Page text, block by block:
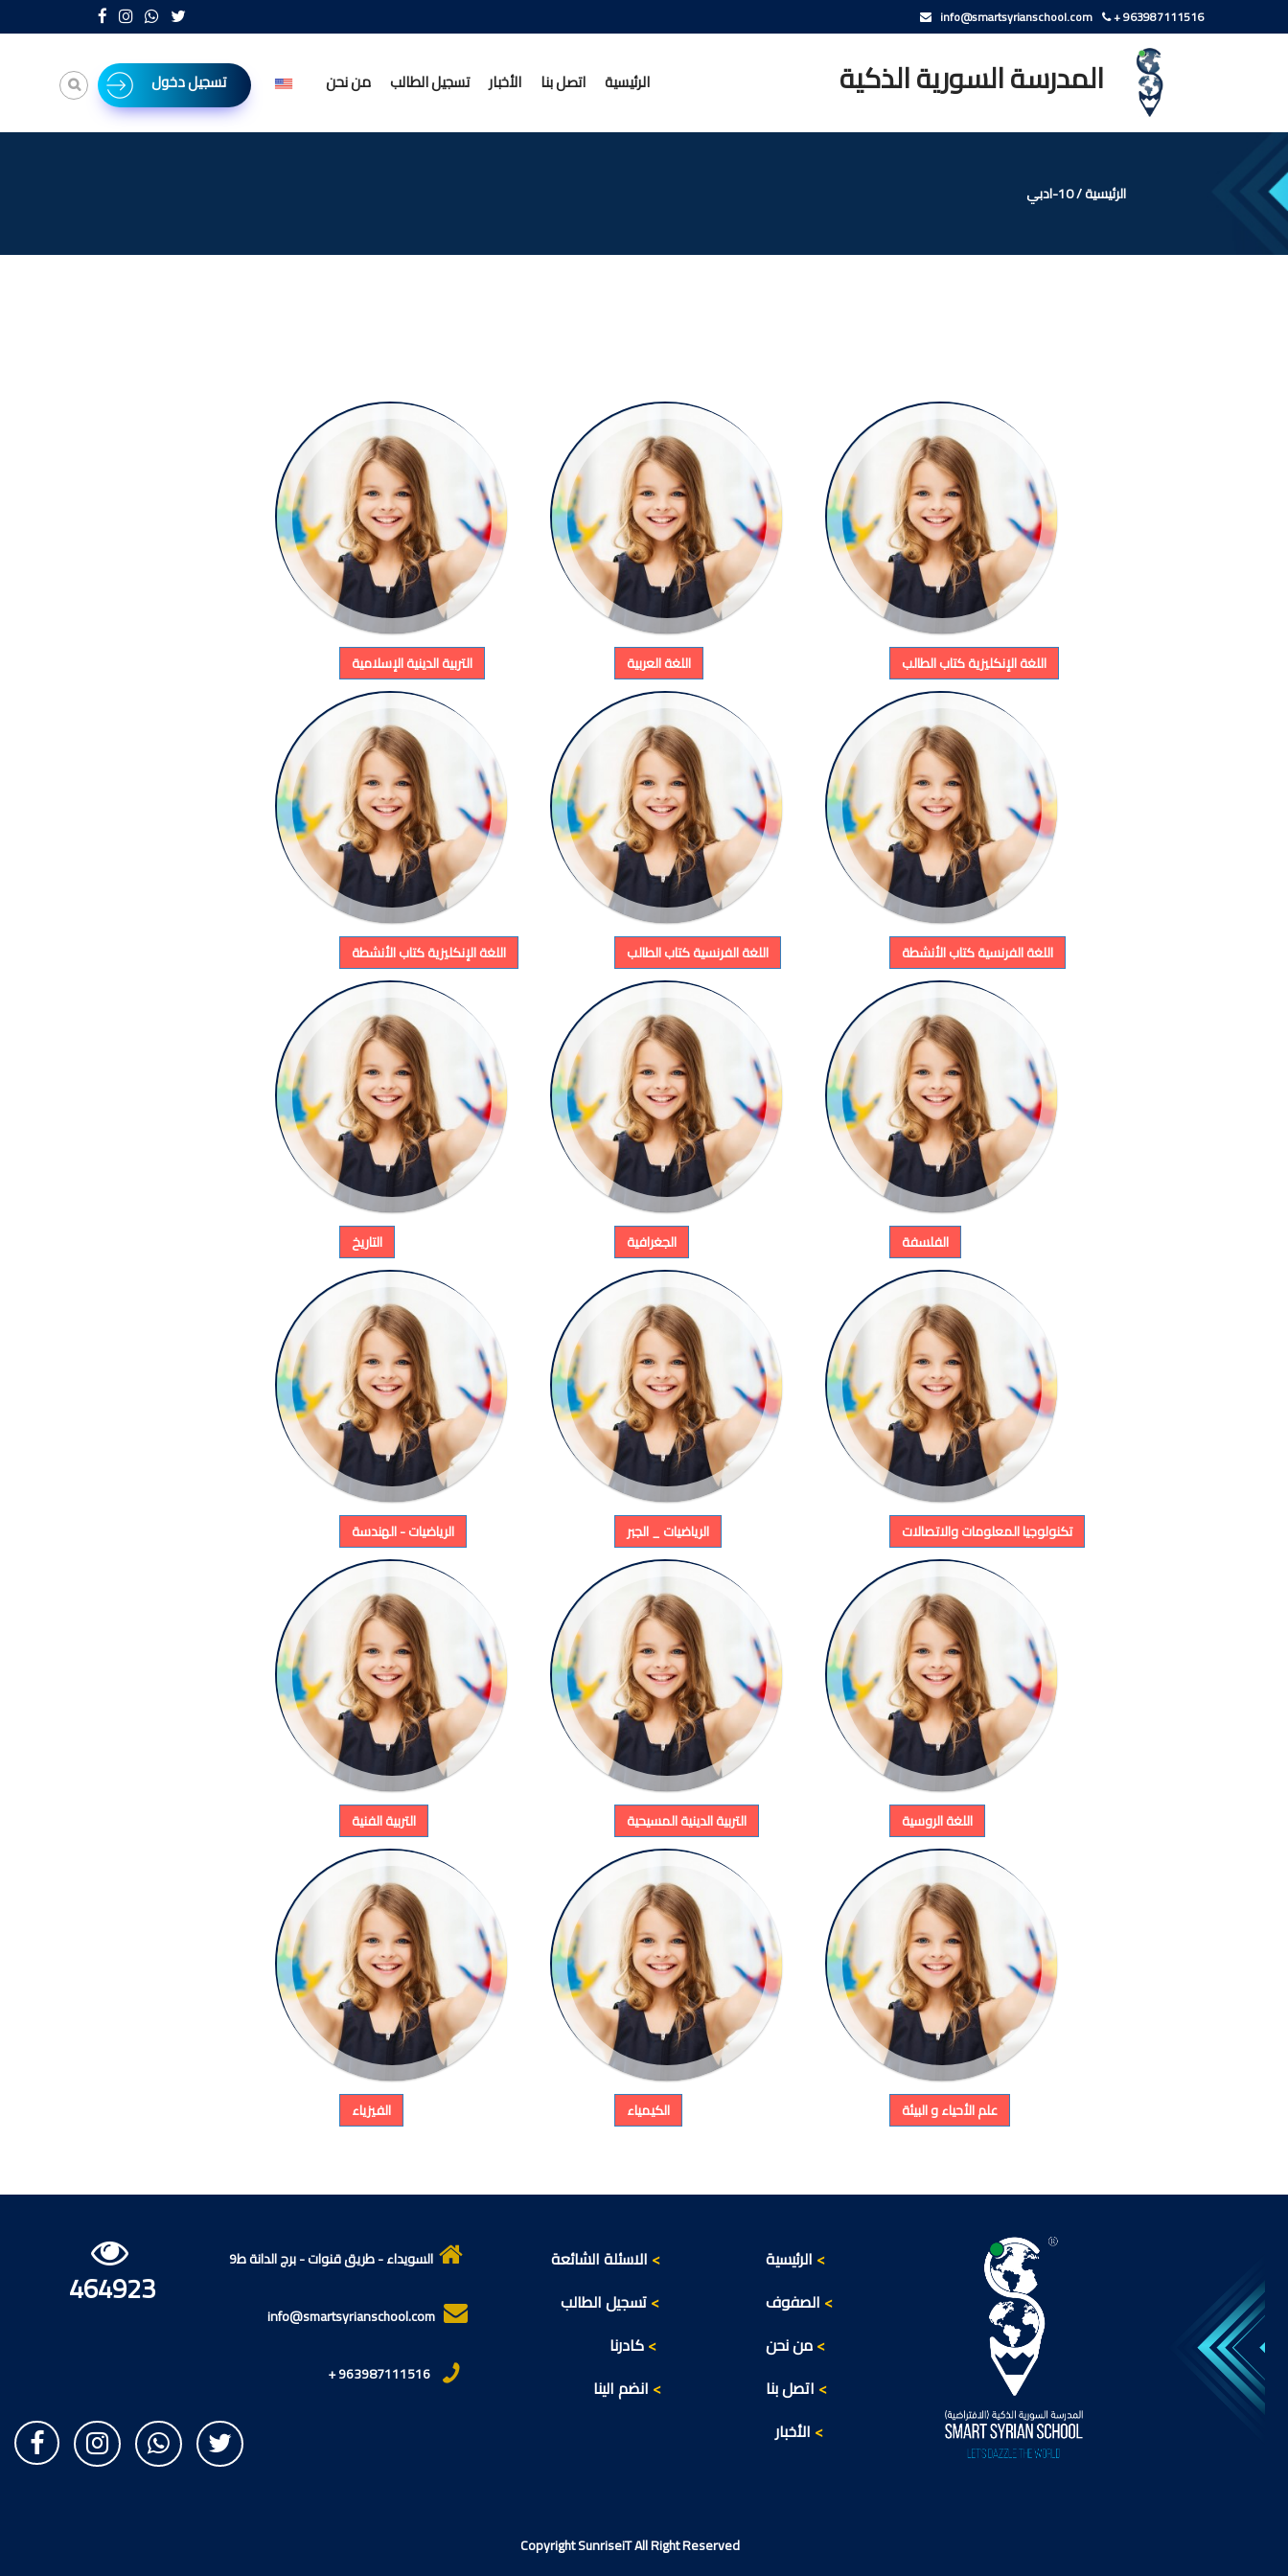
info@smartsyrianschool.com + 963987111516
المدرسة السورية الذكية تسجيل دخول من نحن تسجيل الطالب الأخبار اتصل بنا الرئيسية
الرئيسية/10-ادبي
التربية الدينية الإسلامية اللغة العربية اللغة الإنكليزية كتاب الطالب
اللغة الإنكليزية كتاب الأنشطة اللغة الفرنسية كتاب الطالب اللغة الفرنسية كتاب الأنشطة
التاريخ الجغرافية الفلسفة
الرياضيات - الهندسة الرياضيات _ الجبر تكنولوجيا المعلومات والاتصالات
التربية الفنية التربية الدينية المسيحية اللغة الروسية
الفيزياء الكيمياء علم الأحياء و البيئة
464923
السويداء - طريق قنوات - برج الدانة ط9
info@smartsyrianschool.com
+ 963987111516
الاسئلة الشائعة <
تسجيل الطالب<
كادرنا<
انضم الينا <
الرئيسية <
الصفوف <
من نحن<
<
الأخبار <
CopyrightSunriseiTAll Right Reserved